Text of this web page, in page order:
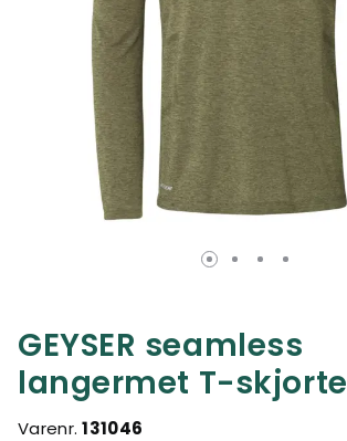
GEYSER seamless
langermet T-skjorte
Varenr.131046